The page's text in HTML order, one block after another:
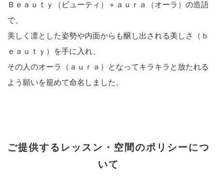
Ｂｅａｕｔｙ（ビューティ）＋ａｕｒａ（オーラ）の造語
で、
美しく凛とした姿勢や内面からも醸し出される美しさ（ｂ
ｅａｕｔｙ）を手に入れ、
その人のオーラ（ａｕｒａ）となってキラキラと放たれる
よう願いを籠めて命名しました。
ご提供するレッスン・空間のポリシーにつ
いて